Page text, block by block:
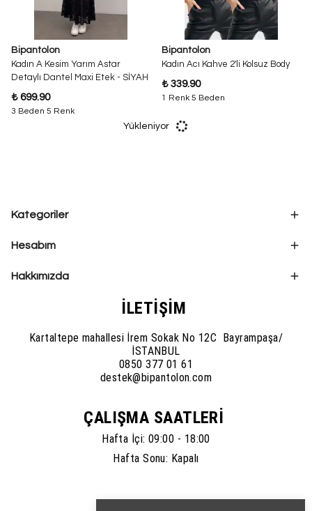
Bipantolon
Kadın A Kesim Yarım Astar
Detaylı Dantel Maxi Etek - SİYAH
₺ 699.90
3 Beden 5 Renk
Bipantolon
Kadın Acı Kahve 2'li Kolsuz Body
₺ 339.90
1 Renk 5 Beden
Yükleniyor
Kategoriler
Hesabım
Hakkımızda
İLETİŞİM
Kartaltepe mahallesi İrem Sokak No 12C Bayrampaşa/
İSTANBUL
0850 377 01 61
destek@bipantolon.com
ÇALIŞMA SAATLERİ
Hafta İçi: 09:00 - 18:00
Hafta Sonu: Kapalı